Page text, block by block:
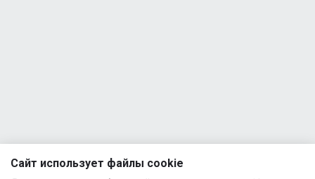
Сайт использует файлы cookie